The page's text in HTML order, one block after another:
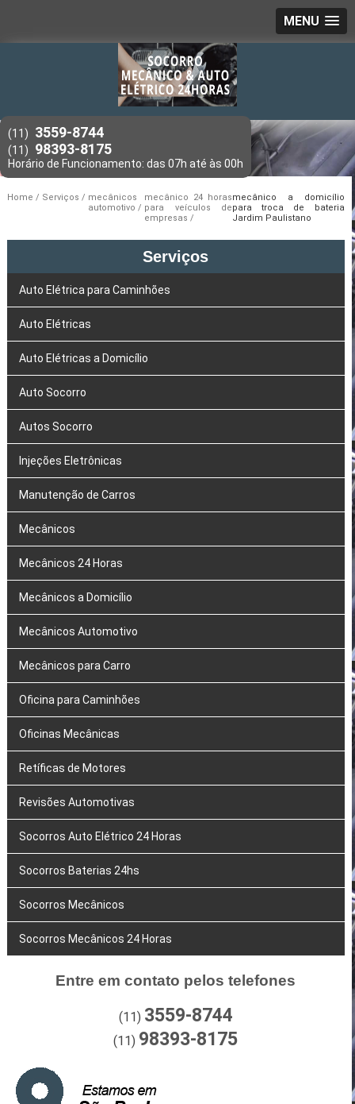
MENU
(11) 3559-8744
(11) 98393-8175
Home Serviços
mecânicos
automotivo
mecânico 24 horas
para veículos de
empresas
mecânico a domicílio
para troca de bateria
Jardim Paulistano
Serviços
Auto Elétrica para Caminhões
Auto Elétricas
Auto Elétricas a Domicílio
Auto Socorro
Autos Socorro
Injeções Eletrônicas
Manutenção de Carros
Mecânicos
Mecânicos 24 Horas
Mecânicos a Domicílio
Mecânicos Automotivo
Mecânicos para Carro
Oficina para Caminhões
Oficinas Mecânicas
Retíficas de Motores
Revisões Automotivas
Socorros Auto Elétrico 24 Horas
Socorros Baterias 24hs
Socorros Mecânicos
Socorros Mecânicos 24 Horas
Entre em contato pelos telefones
(11) 3559-8744
(11) 98393-8175